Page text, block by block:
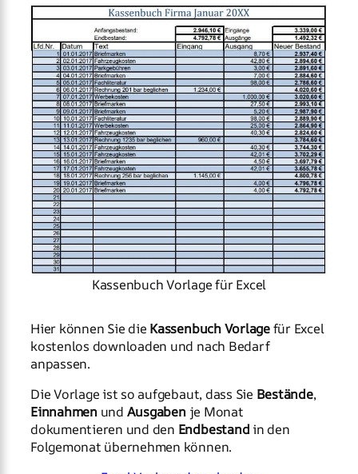
Kassenbuch Vorlage für Excel
Hier können Sie die Kassenbuch Vorlagefür Excel
kostenlos downloaden und nach Bedarf
anpassen.
Die Vorlage ist so aufgebaut, dass Sie Bestände,
Einnahmenund Ausgabenje Monat
dokumentieren und den Endbestandin den
Folgemonat übernehmen können.